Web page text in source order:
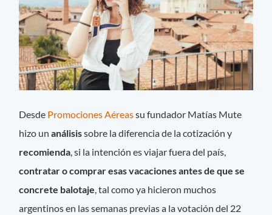
Desde Promociones Aéreassu fundador Matías Mute
hizo unanálisissobre la diferencia de la cotización y
recomienda, si la intención es viajar fuera del país,
contratar o comprar esas vacacionesantes de que se
concrete balotaje, tal como ya hicieron muchos
argentinos en las semanas previas a la votación del 22